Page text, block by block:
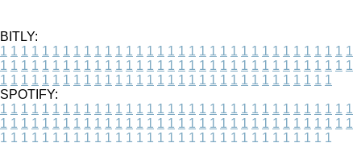
BITLY:
1 1 1 1 1 1 1 1 1 1 1 1 1 1 1 1 1 1 1 1 1 1 1 1 1 1 1 1 1 1 1 1 1 1
1 1 1 1 1 1 1 1 1 1 1 1 1 1 1 1 1 1 1 1 1 1 1 1 1 1 1 1 1 1 1 1 1 1
1 1 1 1 1 1 1 1 1 1 1 1 1 1 1 1 1 1 1 1 1 1 1 1 1 1 1 1 1 1 1 1
SPOTIFY:
1 1 1 1 1 1 1 1 1 1 1 1 1 1 1 1 1 1 1 1 1 1 1 1 1 1 1 1 1 1 1 1 1 1
1 1 1 1 1 1 1 1 1 1 1 1 1 1 1 1 1 1 1 1 1 1 1 1 1 1 1 1 1 1 1 1 1 1
1 1 1 1 1 1 1 1 1 1 1 1 1 1 1 1 1 1 1 1 1 1 1 1 1 1 1 1 1 1 1 1